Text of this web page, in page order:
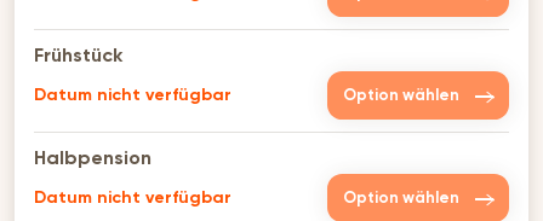
Frühstück
Datum nicht verfügbar Option wählen
Halbpension
Datum nicht verfügbar Option wählen